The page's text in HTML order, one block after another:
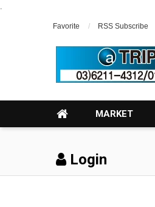
.
Favorite RSS Subscribe
MARKET
Login